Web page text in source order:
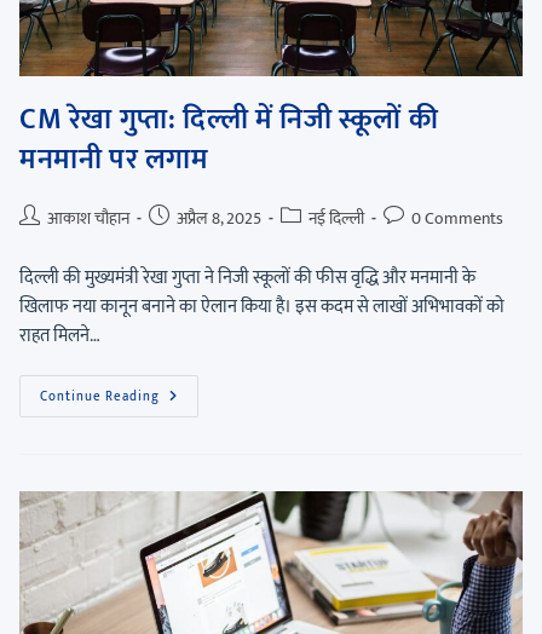
CM रेखा गुप्ता: दिल्ली में निजी स्कूलों की
मनमानी पर लगाम
आकाश चौहान अप्रैल 8, 2025 नई दिल्ली 0 Comments
दिल्ली की मुख्यमंत्री रेखा गुप्ता ने निजी स्कूलों की फीस वृद्धि और मनमानी के
खिलाफ नया कानून बनाने का ऐलान किया है। इस कदम से लाखों अभिभावकों को
राहत मिलने…
Continue Reading